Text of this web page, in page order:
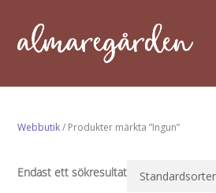
Webbutik/ Produkter märkta ”Ingun”
Endast ett sökresultat